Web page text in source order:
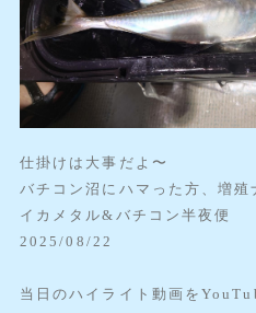
仕掛けは大事だよ〜
バチコン沼にハマった方、増
イカメタル&バチコン半夜便
2025/08/22
当日のハイライト動画を